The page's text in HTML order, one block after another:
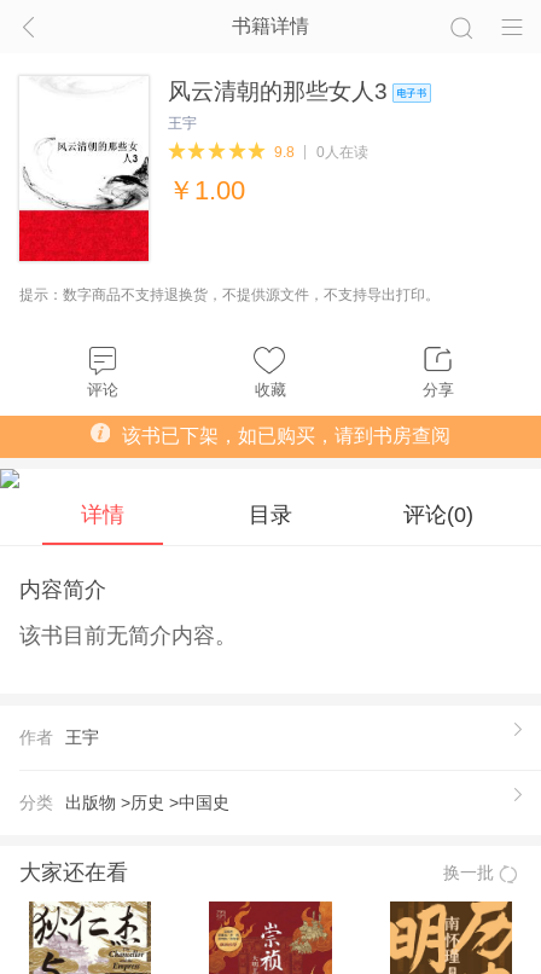
书籍详情
风云清朝的那些女人3
王宇
9.8
0人在读
￥ 1.00
提示：数字商品不支持退换货，不提供源文件，不支持导出打印。
评论 收藏 分享
该书已下架，如已购买，请到书房查阅
详情 目录 评论(0)
内容简介
该书目前无简介内容。
作者 王宇
分类 出版物 >历史 >中国史
大家还在看 换一批